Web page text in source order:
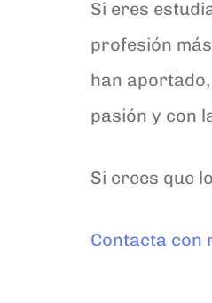
Si eres
profesión
han
pasión y con
Si crees que
Contacta con